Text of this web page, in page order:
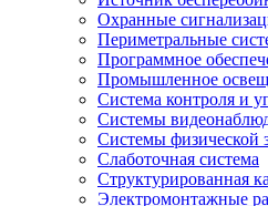
Охранные
Периметральные
Программное
Промышленное
Система контроля и
Системы
Системы физической
Слаботочная система
Структурированная
Электромонтажные